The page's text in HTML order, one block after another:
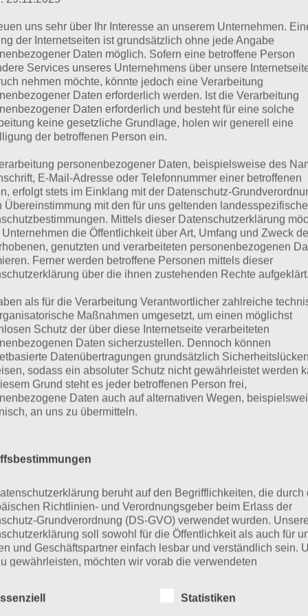
Lösungen für 94%
findest du bereits die Lösung zum Bild: Schultafel. Da
Spieler anders ist, können wir dir nicht das exakte
unsere Komplettlösung jedoch trotzdem zu jedem
Antworten findest!
Weitere Lösungen zu 94% gesucht
Schaue inunsere Komplettlösung
App! Dort kannst du mit der Suche
schnell die Antworten und
über 300 Level finden!
findest Lösungen auch ohne unsere Hilfe, indem du in
jedoch begrenzt sind, hast du hier stets die
obige Lösung stimmt leider
die Lösung, die wir dir oben vorgestellt haben, nicht
ein Wort in der Lösung von 94 Prozent fehlt, so teile
uns sehr über Ihr Interesse an unserem Unternehmen.
der Internetseiten ist grundsätzlich ohne jede Angabe
Daten möglich. Sofern eine betroffene Person
Services unseres Unternehmens über unsere
nehmen möchte, könnte jedoch eine Verarbeitung
Daten erforderlich werden. Ist die Verarbeitung
Daten erforderlich und besteht für eine solche
keine gesetzliche Grundlage, holen wir generell eine
der betroffenen Person ein.
personenbezogener Daten, beispielsweise des
E-Mail-Adresse oder Telefonnummer einer betroffenen
erfolgt stets im Einklang mit der Datenschutz-
Übereinstimmung mit den für uns geltenden
Mittels dieser Datenschutzerklärung
Unternehmen die Öffentlichkeit über Art, Umfang und Zweck
genutzten und verarbeiteten personenbezogenen
Ferner werden betroffene Personen mittels dieser
über die ihnen zustehenden Rechte aufgeklärt.
als für die Verarbeitung Verantwortlicher zahlreiche
Maßnahmen umgesetzt, um einen möglichst
Schutz der über diese Internetseite verarbeiteten
Daten sicherzustellen. Dennoch können
Datenübertragungen grundsätzlich
sodass ein absoluter Schutz nicht gewährleistet werden
Grund steht es jeder betroffenen Person frei,
Daten auch auf alternativen Wegen,
an uns zu übermitteln.
beruht auf den Begrifflichkeiten, die durch
Richtlinien- und Verordnungsgeber beim Erlass der
Grundverordnung (DS-GVO) verwendet wurden. Unsere
soll sowohl für die Öffentlichkeit als auch für
und Geschäftspartner einfach lesbar und verständlich sein.
gewährleisten, möchten wir vorab die verwendeten
in dieser Datenschutzerklärung unter anderem die
Statistiken